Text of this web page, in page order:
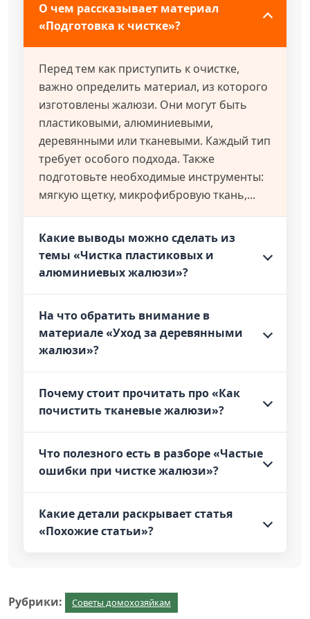
О чем рассказывает материал
«Подготовка к чистке»?
Перед тем как приступить к очистке,
важно определить материал, из которого
изготовлены жалюзи. Они могут быть
пластиковыми, алюминиевыми,
деревянными или тканевыми. Каждый тип
требует особого подхода. Также
подготовьте необходимые инструменты:
мягкую щетку, микрофибровую ткань,...
Какие выводы можно сделать из
темы «Чистка пластиковых и
алюминиевых жалюзи»?
На что обратить внимание в
материале «Уход за деревянными
жалюзи»?
Почему стоит прочитать про «Как
почистить тканевые жалюзи»?
Что полезного есть в разборе «Частые
ошибки при чистке жалюзи»?
Какие детали раскрывает статья
«Похожие статьи»?
Рубрики: Советы домохозяйкам